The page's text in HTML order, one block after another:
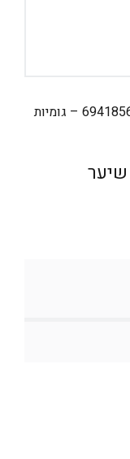
6941856912694 – גומיות